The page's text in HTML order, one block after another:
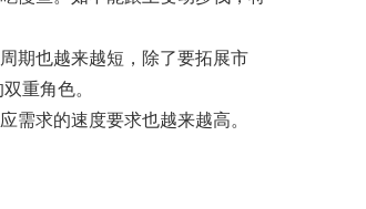
期也越来越短，除了要拓展市
重角色。
需求的速度要求也越来越高。